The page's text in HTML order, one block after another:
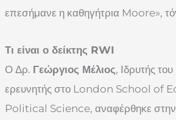
επεσήμανε η καθηγήτρια Moore»,
Τι είναι ο δείκτης RWI
Ο Δρ. Γεώργιος Μέλιος, Ιδρυτής
ερευνητής στο London School of
Political Science, αναφέρθηκε